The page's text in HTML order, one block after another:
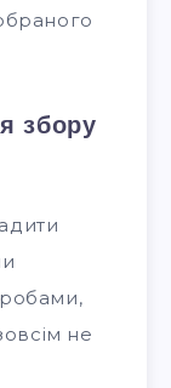
збору
не